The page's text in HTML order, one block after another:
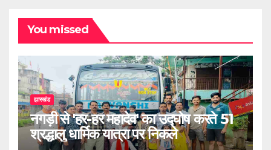
You missed
झारखंड
नगड़ी से 'हर-हर महादेव' का उद्घोष करते 51
श्रद्धालु धार्मिक यात्रा पर निकले